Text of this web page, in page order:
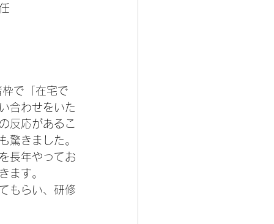
で「在宅で
合わせをいた
反応があるこ
驚きました。
長年やってお
ます。
もらい、研修